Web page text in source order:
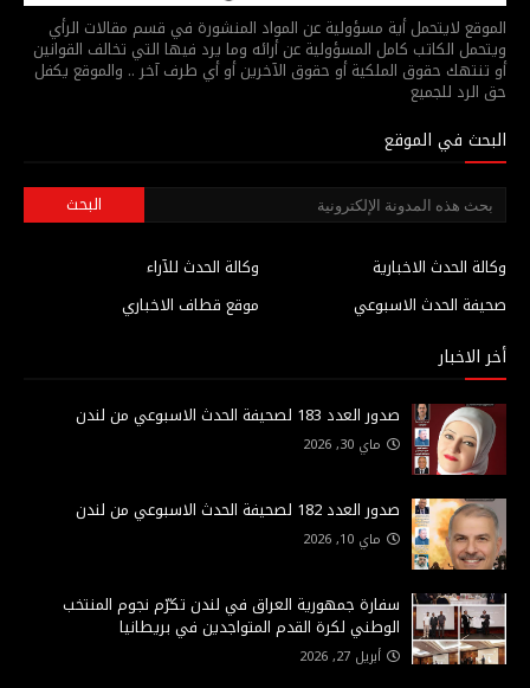
الموقع لايتحمل أية مسؤولية عن المواد المنشورة في قسم مقالات الرأي
ويتحمل الكاتب كامل المسؤولية عن أرائه وما يرد فيها التي تخالف القوانين
أو تنتهك حقوق الملكية أو حقوق الآخرين أو أي طرف آخر .. والموقع يكفل
حق الرد للجميع
البحث في الموقع
وكالة الحدث للآراء
وكالة الحدث الاخبارية
موقع قطاف الاخباري
صحيفة الحدث الاسبوعي
أخر الاخبار
صدور العدد 183 لصحيفة الحدث الاسبوعي من لندن
ماي 30, 2026
صدور العدد 182 لصحيفة الحدث الاسبوعي من لندن
ماي 10, 2026
سفارة جمهورية العراق في لندن تكرّم نجوم المنتخب
الوطني لكرة القدم المتواجدين في بريطانيا
أبريل 27, 2026